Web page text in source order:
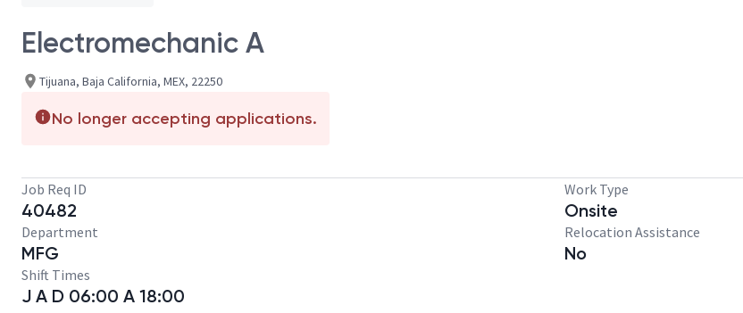
Electromechanic A
Tijuana, Baja California, MEX, 22250
No longer accepting applications.
Job Req ID
40482
Work Type
Onsite
Department
MFG
Relocation Assistance
No
Shift Times
J A D 06:00 A 18:00